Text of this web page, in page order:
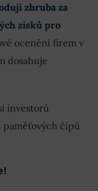
zhruba za
zisků pro
ocenění firem v
dosahuje
investorů
čipů